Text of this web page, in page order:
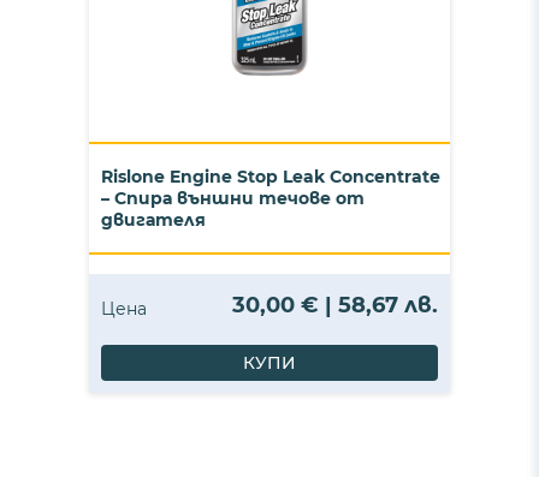
Rislone Engine Stop Leak Concentrate
– Спира външни течове от
двигателя
Цена 30,00 € | 58,67 лв.
КУПИ